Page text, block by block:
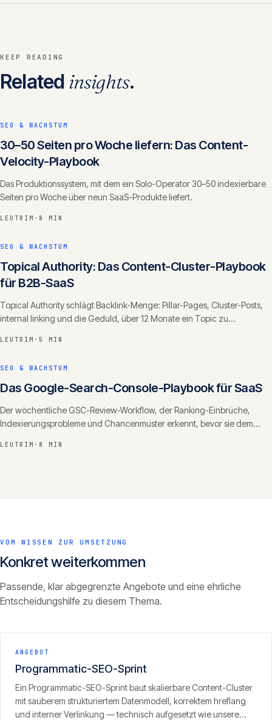
KEEP READING
Related insights.
SEO & WACHSTUM
30–50 Seiten pro Woche liefern: Das Content-
Velocity-Playbook
Das Produktionssystem, mit dem ein Solo-Operator 30–50 indexierbare
Seiten pro Woche über neun SaaS-Produkte liefert.
LEUTRIM · 8 MIN
SEO & WACHSTUM
Topical Authority: Das Content-Cluster-Playbook
für B2B-SaaS
Topical Authority schlägt Backlink-Menge: Pillar-Pages, Cluster-Posts,
internal linking und die Geduld, über 12 Monate ein Topic zu
LEUTRIM · 5 MIN
SEO & WACHSTUM
Das Google-Search-Console-Playbook für SaaS
Der wöchentliche GSC-Review-Workflow, der Ranking-Einbrüche,
Indexierungsprobleme und Chancenmuster erkennt, bevor sie dem
LEUTRIM · 8 MIN
VOM WISSEN ZUR UMSETZUNG
Konkret weiterkommen
Passende, klar abgegrenzte Angebote und eine ehrliche
Entscheidungshilfe zu diesem Thema.
ANGEBOT
Programmatic-SEO-Sprint
Ein Programmatic-SEO-Sprint baut skalierbare Content-Cluster
mit sauberem strukturiertem Datenmodell, korrektem hreflang
und interner Verlinkung — technisch aufgesetzt wie unsere